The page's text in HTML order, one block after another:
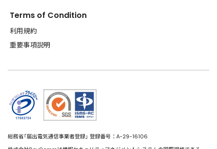
Terms of Condition
利用規約
重要事項説明
総務省｢届出電気通信事業者登録｣ 登録番号：A-29-16106